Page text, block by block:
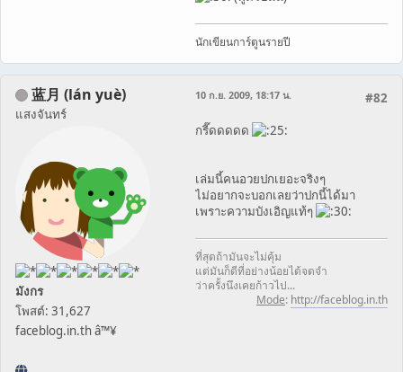
นักเขียนการ์ตูนรายปี
蓝月 (lán yuè)
แสงจันทร์
มังกร
โพสต์: 31,627
faceblog.in.th â™¥
#82
10 ก.ย. 2009, 18:17 น.
กรี๊ดดดดด
เล่มนี้คนอวยปกเยอะจริงๆ
ไม่อยากจะบอกเลยว่าปกนี้ได้มา
เพราะความบังเอิญแท้ๆ
ที่สุดถ้ามันจะไม่คุ้ม
แต่มันก็ดีที่อย่างน้อยได้จดจำ
ว่าครั้งนึงเคยก้าวไป...
Mode: http://faceblog.in.th